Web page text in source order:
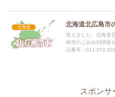
北海道 北海道北広島市
覚えました。北海道
島市のごみ分別情報
話番号：011-372-
スポンサ